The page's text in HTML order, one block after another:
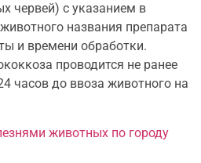
червей) с указанием в
названия препарата
и времени обработки.
проводится не ранее
часов до ввоза животного на
животных по городу